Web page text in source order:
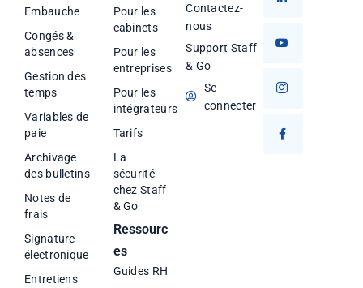
Embauche
Congés &
absences
Gestion des
temps
Variables de
paie
Archivage
des bulletins
Notes de
frais
Signature
électronique
Entretiens
Pour les
cabinets
Pour les
entreprises
Pour les
intégrateurs
Tarifs
La
sécurité
chez Staff
& Go
Ressourc
es
Guides RH
Contactez-
nous
Support Staff
& Go
Se
connecter